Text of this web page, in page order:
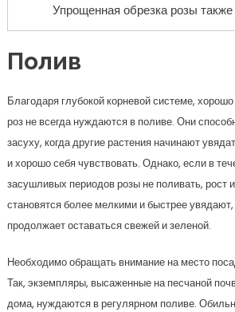
Упрощенная обрезка розы
Полив
Благодаря глубокой корневой системе,
роз не всегда нуждаются в поливе. Они
засуху, когда другие растения начинают
и хорошо себя чувствовать. Однако, если в
засушливых периодов розы не поливать, рост
становятся более мелкими и быстрее
продолжает оставаться свежей и зеленой.
Необходимо обращать внимание на место
Так, экземпляры, высаженные на песчаной
дома, нуждаются в регулярном поливе.